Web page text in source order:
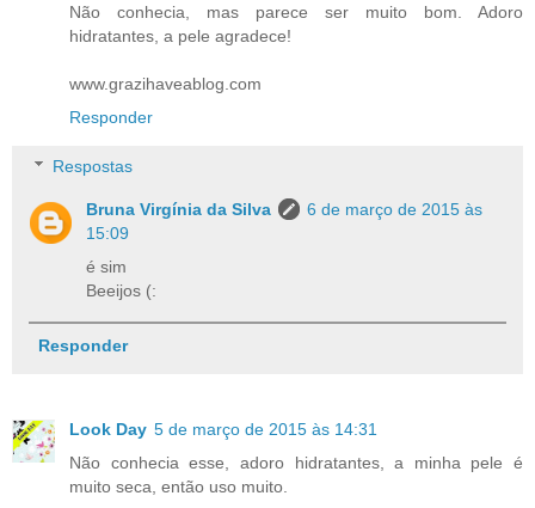
Não conhecia, mas parece ser muito bom. Adoro
hidratantes, a pele agradece!
www.grazihaveablog.com
Responder
Respostas
Bruna Virgínia da Silva
6 de março de 2015 às
15:09
é sim
Beeijos (:
Responder
Look Day 5 de março de 2015 às 14:31
Não conhecia esse, adoro hidratantes, a minha pele é
muito seca, então uso muito.